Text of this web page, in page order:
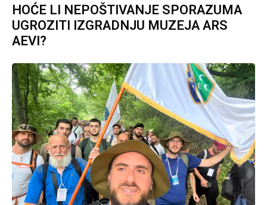
HOĆE LI NEPOŠTIVANJE SPORAZUMA
UGROZITI IZGRADNJU MUZEJA ARS
AEVI?